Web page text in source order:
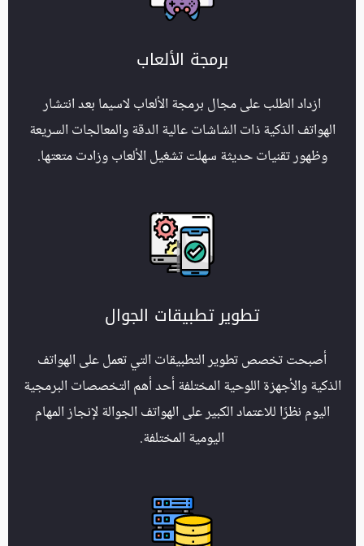
برمجة الألعاب
ازداد الطلب على مجال برمجة الألعاب لاسيما بعد انتشار
الهواتف الذكية ذات الشاشات عالية الدقة والمعالجات السريعة
وظهور تقنيات حديثة سهلت تشغيل الألعاب وزادت متعتها.
تطوير تطبيقات الجوال
أصبحت تخصص تطوير التطبيقات التي تعمل على الهواتف
الذكية والأجهزة اللوحية المختلفة أحد أهم التخصصات البرمجية
اليوم نظرًا للاعتماد الكبير على الهواتف الجوالة لإنجاز المهام
اليومية المختلفة.